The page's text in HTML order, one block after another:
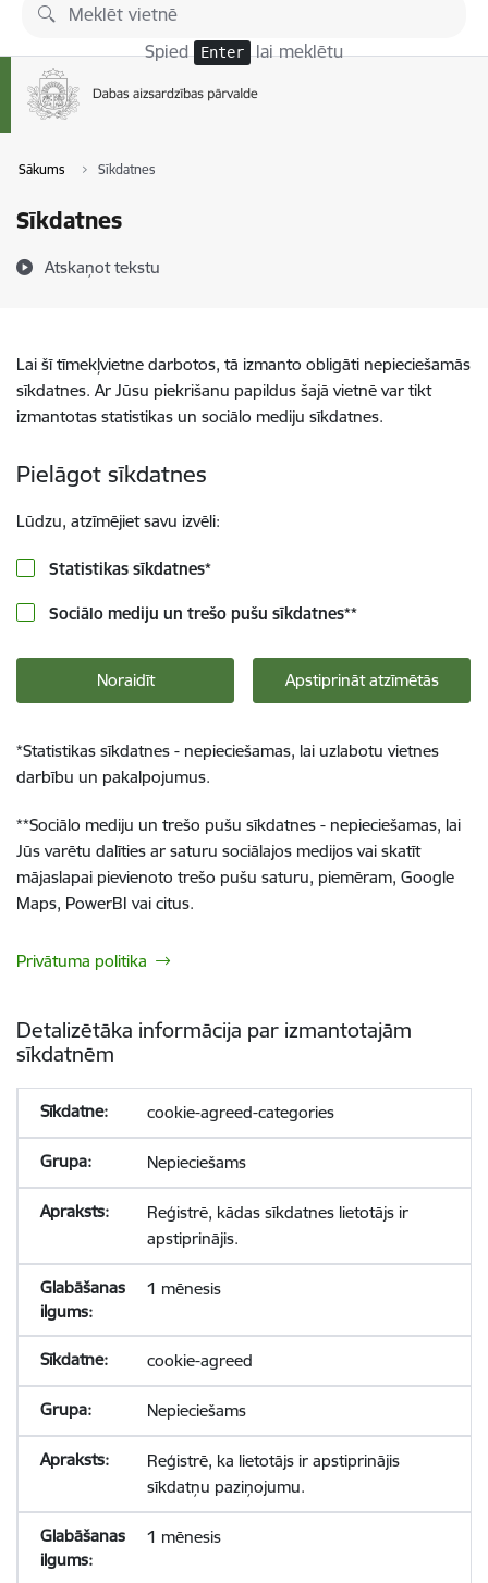
Pāriet uz lapas saturu
Spied Enter lai meklētu
Sākums Sīkdatnes
Sīkdatnes
Atskaņot tekstu
Lai šī tīmekļvietne darbotos, tā izmanto obligāti nepieciešamās
sīkdatnes. Ar Jūsu piekrišanu papildus šajā vietnē var tikt
izmantotas statistikas un sociālo mediju sīkdatnes.
Pielāgot sīkdatnes
Lūdzu, atzīmējiet savu izvēli:
Statistikas sīkdatnes*
Sociālo mediju un trešo pušu sīkdatnes**
Noraidīt Apstiprināt atzīmētās
*Statistikas sīkdatnes - nepieciešamas, lai uzlabotu vietnes
darbību un pakalpojumus.
**Sociālo mediju un trešo pušu sīkdatnes - nepieciešamas, lai
Jūs varētu dalīties ar saturu sociālajos medijos vai skatīt
mājaslapai pievienoto trešo pušu saturu, piemēram, Google
Maps, PowerBI vai citus.
Privātuma politika
Detalizētāka informācija par izmantotajām
sīkdatnēm
cookie-agreed-categories
Nepieciešams
Reģistrē, kādas sīkdatnes lietotājs ir
apstiprinājis.
1 mēnesis
cookie-agreed
Nepieciešams
Reģistrē, ka lietotājs ir apstiprinājis
sīkdatņu paziņojumu.
1 mēnesis